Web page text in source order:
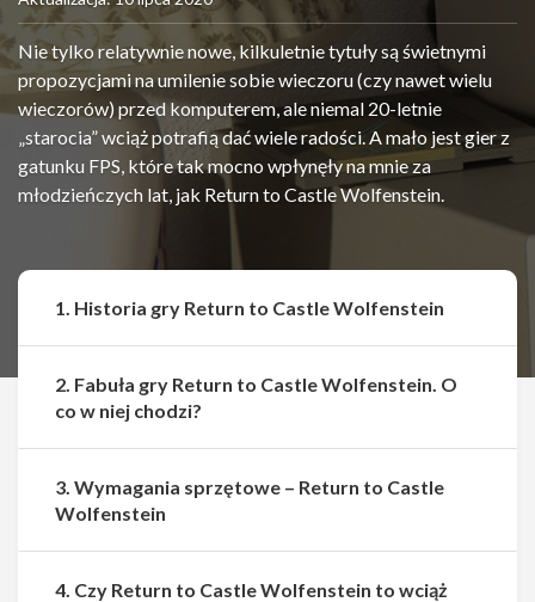
Nie tylko relatywnie nowe, kilkuletnie tytuły są świetnymi
propozycjami na umilenie sobie wieczoru (czy nawet wielu
wieczorów) przed komputerem, ale niemal 20-letnie
„starocia” wciąż potrafią dać wiele radości. A mało jest gier z
gatunku FPS, które tak mocno wpłynęły na mnie za
młodzieńczych lat, jak Return to Castle Wolfenstein.
1. Historia gry Return to Castle Wolfenstein
2. Fabuła gry Return to Castle Wolfenstein. O
co w niej chodzi?
3. Wymagania sprzętowe – Return to Castle
Wolfenstein
4. Czy Return to Castle Wolfenstein to wciąż